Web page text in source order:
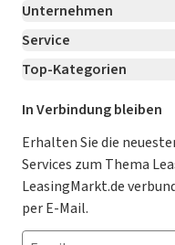
Android Auto)
- Sonnenblenden mit
- Sound-System Harman-
- Spurfolgeassistent
- Steckdose (12V-
- Steckdose (12V-
- Tagfahrlicht LED
- Türgriffe aussen
- USB-Anschluss
- Unterfahrschutz hinten
Unternehmen
Über LeasingMarkt.de
Karriere Jetzt
Für Händler
Kooperation mit
AGB
Datenschutz
Service
Kontakt
Ratgeber
Magazin
Datenschutz-
So funktioniert’s
Häufig gestellte Fragen
Top-Kategorien
Leasing Deals
Gebrauchtwagen
Leasing ohne Anzahlung
E-Auto Leasing
Privatleasing
In Verbindung bleiben
Erhalten Sie die
Services zum Thema
LeasingMarkt.de
per E-Mail.